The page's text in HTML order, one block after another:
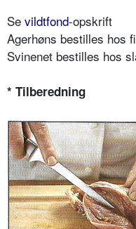
Se vildtfond-opskrift
Agerhøns bestilles hos
Svinenet bestilles hos
* Tilberedning